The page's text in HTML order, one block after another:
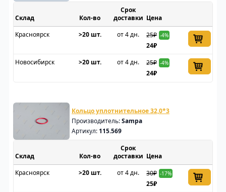
Склад
Срок
доставки Цена
Красноярск
>20 шт. от 4 дн. 25₽ -4%
24₽
Новосибирск
>20 шт. от 4 дн. 25₽ -4%
24₽
Кольцо уплотнительное 32,0*3
Производитель:Sampa
Артикул: 115.569
Склад
Срок
доставки Цена
Красноярск
>20 шт. от 4 дн. 30₽ -17%
25₽